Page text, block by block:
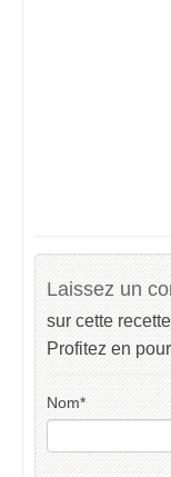
Laissez un
sur cette
Profitez en
Nom*